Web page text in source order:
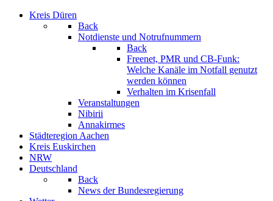
Kreis Düren
Back
Notdienste und Notrufnummern
Back
Freenet, PMR und CB-Funk:
Welche Kanäle im Notfall genutzt
werden können
Verhalten im Krisenfall
Veranstaltungen
Nibirii
Annakirmes
Städteregion Aachen
Kreis Euskirchen
NRW
Deutschland
Back
News der Bundesregierung